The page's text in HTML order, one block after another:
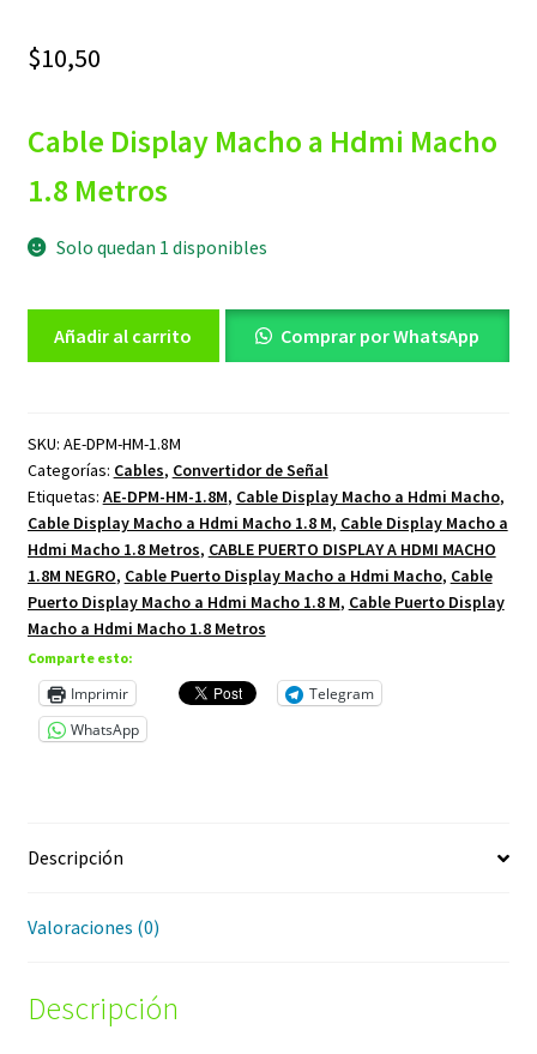
$10,50
Cable Display Macho a Hdmi Macho
1.8 Metros
Solo quedan 1 disponibles
a
Hdmi
Macho
1.8
Metros
cantidad
Añadir al carrito Comprar por WhatsApp
SKU: AE-DPM-HM-1.8M
Categorías: Cables, Convertidor de Señal
Etiquetas: AE-DPM-HM-1.8M, Cable Display Macho a Hdmi Macho,
Cable Display Macho a Hdmi Macho 1.8 M, Cable Display Macho a
Hdmi Macho 1.8 Metros, CABLE PUERTO DISPLAY A HDMI MACHO
1.8M NEGRO, Cable Puerto Display Macho a Hdmi Macho, Cable
Puerto Display Macho a Hdmi Macho 1.8 M, Cable Puerto Display
Macho a Hdmi Macho 1.8 Metros
Comparte esto:
Imprimir
Telegram
WhatsApp
Descripción
Valoraciones (0)
Descripción